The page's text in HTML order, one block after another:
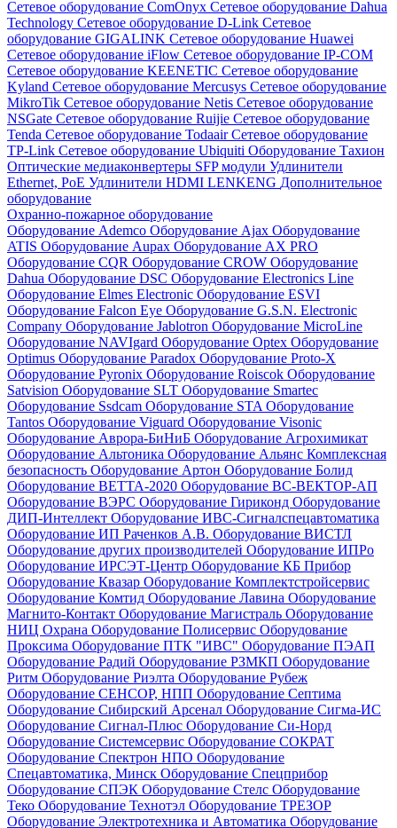
Сетевое оборудование ComOnyx Сетевое оборудование Dahua
Technology Сетевое оборудование D-Link Сетевое
оборудование GIGALINK Сетевое оборудование Huawei
Сетевое оборудование iFlow Сетевое оборудование IP-COM
Сетевое оборудование KEENETIC Сетевое оборудование
Kyland Сетевое оборудование Mercusys Сетевое оборудование
MikroTik Сетевое оборудование Netis Сетевое оборудование
NSGate Сетевое оборудование Ruijie Сетевое оборудование
Tenda Сетевое оборудование TodaairСетевое оборудование
TP-Link Сетевое оборудование Ubiquiti Оборудование Тахион
Оптические медиаконвертеры SFP модули Удлинители
Ethernet, PoE Удлинители HDMI LENKENG Дополнительное
оборудование
Охранно-пожарное оборудование
Оборудование Ademco Оборудование Ajax Оборудование
ATIS Оборудование Aupax Оборудование AX PRO
Оборудование CQR Оборудование CROW Оборудование
Dahua Оборудование DSC Оборудование Electronics Line
Оборудование Elmes Electronic Оборудование ESVI
Оборудование Falcon Eye Оборудование G.S.N. Electronic
Company Оборудование Jablotron Оборудование MicroLine
Оборудование NAVIgard Оборудование Optex Оборудование
Optimus Оборудование Paradox Оборудование Proto-X
Оборудование Pyronix Оборудование Roiscok Оборудование
Satvision Оборудование SLT Оборудование Smartec
Оборудование Ssdcam Оборудование STA Оборудование
Tantos Оборудование Viguard Оборудование Visonic
Оборудование Аврора-БиНиБ Оборудование Агрохимикат
Оборудование Альтоника Оборудование Альянс Комплексная
безопасность Оборудование Артон Оборудование Болид
Оборудование ВЕТТА-2020 Оборудование ВС-ВЕКТОР-АП
Оборудование ВЭРС Оборудование Гириконд Оборудование
ДИП-Интеллект Оборудование ИВС-Сигналспецавтоматика
Оборудование ИП Раченков А.В. Оборудование ВИСТЛ
Оборудование других производителей Оборудование ИПРо
Оборудование ИРСЭТ-Центр Оборудование КБ Прибор
Оборудование Квазар Оборудование Комплектстройсервис
Оборудование Комтид Оборудование Лавина Оборудование
Магнито-Контакт Оборудование Магистраль Оборудование
НИЦ Охрана Оборудование Полисервис Оборудование
Проксима Оборудование ПТК "ИВС" Оборудование ПЭАП
Оборудование Радий Оборудование РЗМКП Оборудование
Ритм Оборудование Риэлта Оборудование Рубеж
Оборудование СЕНСОР, НПП Оборудование Септима
Оборудование Сибирский Арсенал Оборудование Сигма-ИС
Оборудование Сигнал-Плюс Оборудование Си-Норд
Оборудование Системсервис Оборудование СОКРАТ
Оборудование Спектрон НПО Оборудование
Спецавтоматика, Минск Оборудование Спецприбор
Оборудование СПЭК Оборудование Стелс Оборудование
Теко Оборудование Технотэл Оборудование ТРЕЗОР
Оборудование Электротехника и Автоматика Оборудование